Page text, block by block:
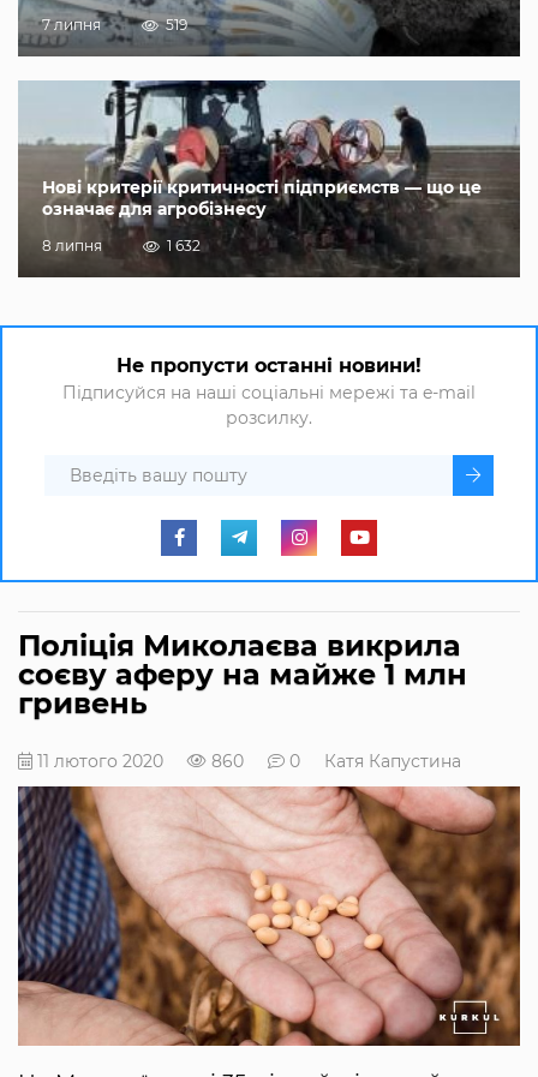
7 липня 519
Нові критерії критичності підприємств — що це
означає для агробізнесу
8 липня 1 632
Не пропусти останні новини!
Підписуйся на наші соціальні мережі та e-mail
розсилку.
Поліція Миколаєва викрила
соєву аферу на майже 1 млн
гривень
11 лютого 2020 860 0 Катя Капустина